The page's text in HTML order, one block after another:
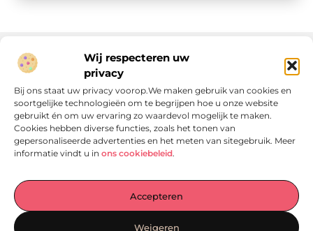
Wij respecteren uw
privacy
Bij ons staat uw privacy voorop.We maken gebruik van cookies en
soortgelijke technologieën om te begrijpen hoe u onze website
gebruikt én om uw ervaring zo waardevol mogelijk te maken.
Cookies hebben diverse functies, zoals het tonen van
gepersonaliseerde advertenties en het meten van sitegebruik. Meer
informatie vindt u in ons cookiebeleid.
Accepteren
Weigeren
zetten
, praktische tips waar je écht iets aan hebt en artikelen
Onze informatie